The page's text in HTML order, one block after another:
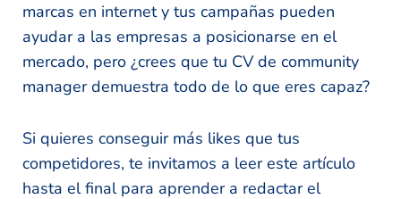
marcas en internet y tus campañas pueden
ayudar a las empresas a posicionarse en el
mercado, pero ¿crees que tu CV de community
manager demuestra todo de lo que eres capaz?
Si quieres conseguir más likes que tus
competidores, te invitamos a leer este artículo
hasta el final para aprender a redactar el